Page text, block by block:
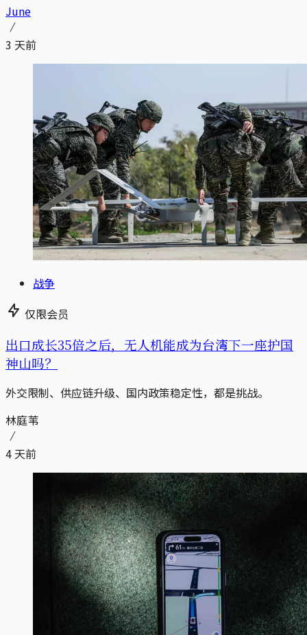
June
3 天前
战争
仅限会员
出口成长35倍之后，无人机能成为台湾下一座护国
神山吗？
外交限制、供应链升级、国内政策稳定性，都是挑战。
林庭苇
4 天前